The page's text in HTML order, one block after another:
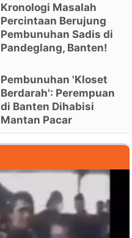
Kronologi Masalah
Percintaan Berujung
Pembunuhan Sadis di
Pandeglang, Banten!
Pembunuhan 'Kloset
Berdarah': Perempuan
di Banten Dihabisi
Mantan Pacar